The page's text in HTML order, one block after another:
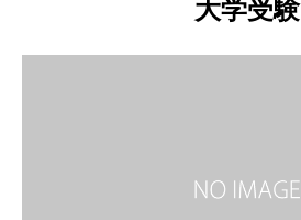
大学受験